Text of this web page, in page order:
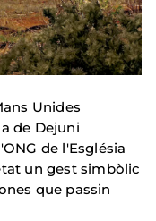
Unides
de Dejuni
de l'Església
un gest simbòlic
que passin